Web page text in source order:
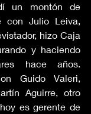
un montón de
con Julio Leiva,
hizo Caja
y haciendo
hace años.
Guido Valeri,
Aguirre, otro
es gerente de